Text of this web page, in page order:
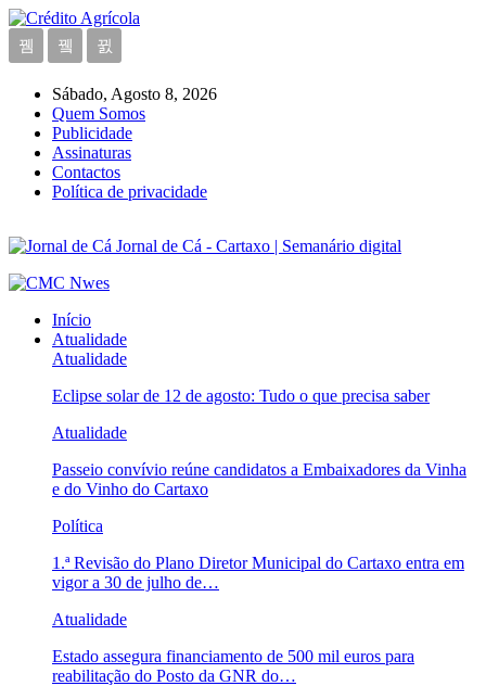
Sábado, Agosto 8, 2026
Quem Somos
Publicidade
Assinaturas
Contactos
Política de privacidade
Jornal de Cá - Cartaxo | Semanário digital
Início
Atualidade
Atualidade
Eclipse solar de 12 de agosto: Tudo o que precisa saber
Atualidade
Passeio convívio reúne candidatos a Embaixadores da Vinha
e do Vinho do Cartaxo
Política
1.ª Revisão do Plano Diretor Municipal do Cartaxo entra em
vigor a 30 de julho de…
Atualidade
Estado assegura financiamento de 500 mil euros para
reabilitação do Posto da GNR do…